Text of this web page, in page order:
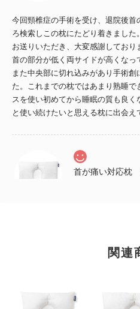
今回頸椎症の手術を受け、退院後
ろ検索しこの枕にたどり着きまし
お送りいただき、大変感謝しており
首の部分が低く両サイドが高くなっ
また中央部に切れ込みがあり手術
た。これまでの枕ではあまり熟睡
スを使い初めてから睡眠の質も良
と使い続けたいと思える枕に出会え
まだ痛みがあるようですが、 肩が
関連